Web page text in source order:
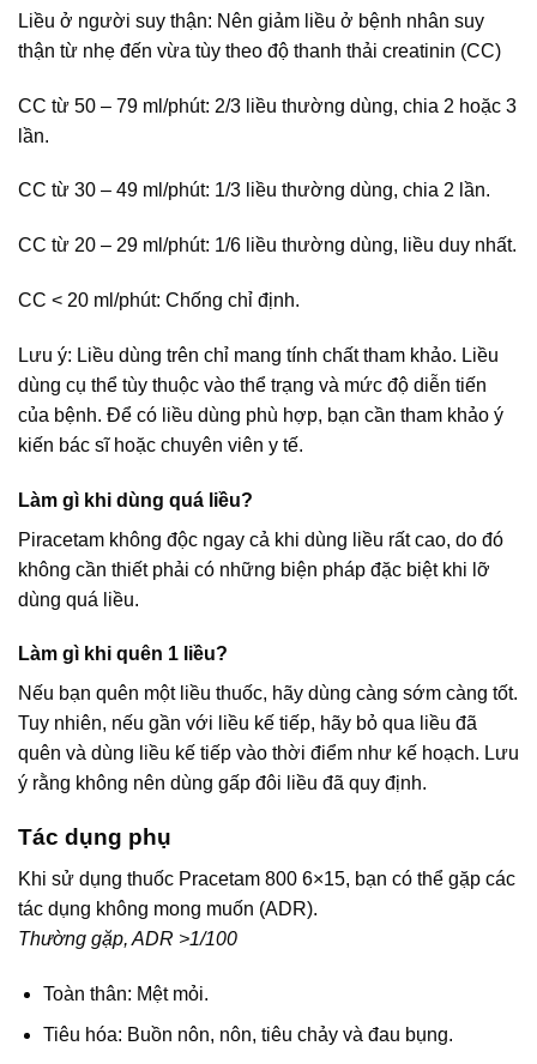
Liều ở người suy thận: Nên giảm liều ở bệnh nhân suy
thận từ nhẹ đến vừa tùy theo độ thanh thải creatinin (CC)
CC từ 50 – 79 ml/phút: 2/3 liều thường dùng, chia 2 hoặc 3
lần.
CC từ 30 – 49 ml/phút: 1/3 liều thường dùng, chia 2 lần.
CC từ 20 – 29 ml/phút: 1/6 liều thường dùng, liều duy nhất.
CC < 20 ml/phút: Chống chỉ định.
Lưu ý: Liều dùng trên chỉ mang tính chất tham khảo. Liều
dùng cụ thể tùy thuộc vào thể trạng và mức độ diễn tiến
của bệnh. Để có liều dùng phù hợp, bạn cần tham khảo ý
kiến bác sĩ hoặc chuyên viên y tế.
Làm gì khi dùng quá liều?
Piracetam không độc ngay cả khi dùng liều rất cao, do đó
không cần thiết phải có những biện pháp đặc biệt khi lỡ
dùng quá liều.
Làm gì khi quên 1 liều?
Nếu bạn quên một liều thuốc, hãy dùng càng sớm càng tốt.
Tuy nhiên, nếu gần với liều kế tiếp, hãy bỏ qua liều đã
quên và dùng liều kế tiếp vào thời điểm như kế hoạch. Lưu
ý rằng không nên dùng gấp đôi liều đã quy định.
Tác dụng phụ
Khi sử dụng thuốc Pracetam 800 6×15, bạn có thể gặp các
tác dụng không mong muốn (ADR).
Thường gặp, ADR >1/100
Toàn thân: Mệt mỏi.
Tiêu hóa: Buồn nôn, nôn, tiêu chảy và đau bụng.